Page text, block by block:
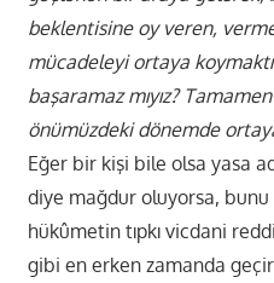
beklentisine oy veren,
mücadeleyi ortaya
başaramaz mıyız?
önümüzdeki dönemde
Eğer bir kişi bile olsa yasa
diye mağdur oluyorsa,
hükûmetin tıpkı vicdani
gibi en erken zamanda